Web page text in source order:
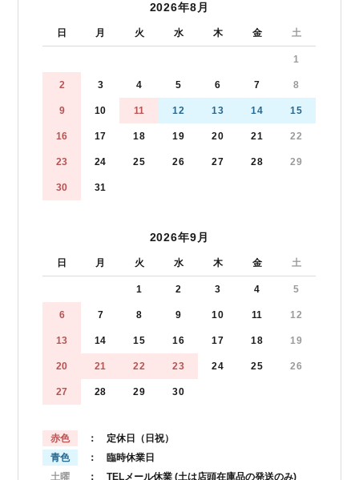
2026年8月
日 月 火 水 木 金 土
1
2 3 4 5 6 7 8
9 10 11 12 13 14 15
16 17 18 19 20 21 22
23 24 25 26 27 28 29
30 31
2026年9月
日 月 火 水 木 金 土
1 2 3 4 5
6 7 8 9 10 11 12
13 14 15 16 17 18 19
20 21 22 23 24 25 26
27 28 29 30
赤色
： 定休日（日祝）
青色
： 臨時休業日
土曜
： TELメール休業 (土は店頭在庫品の発送のみ)